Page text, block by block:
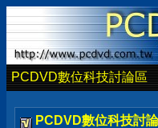
PCDVD數位科技討論區
PCDVD數位科技討